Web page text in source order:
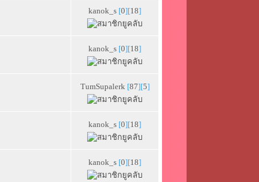
kanok_s [0][18]
kanok_s [0][18]
TumSupalerk [87][5]
kanok_s [0][18]
kanok_s [0][18]